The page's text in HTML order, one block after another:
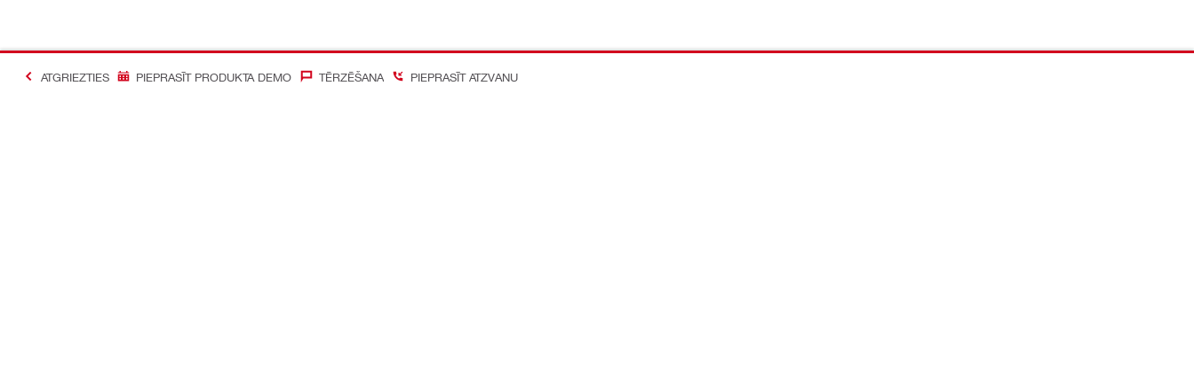
ATGRIEZTIES PIEPRASĪT PRODUKTA DEMO TĒRZĒŠANA PIEPRASĪT ATZVANU